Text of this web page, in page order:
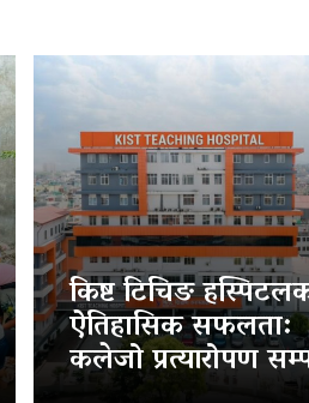
किष्ट टिचिङ
ऐतिहासिक सफलता:
कलेजो प्रत्यारोपण